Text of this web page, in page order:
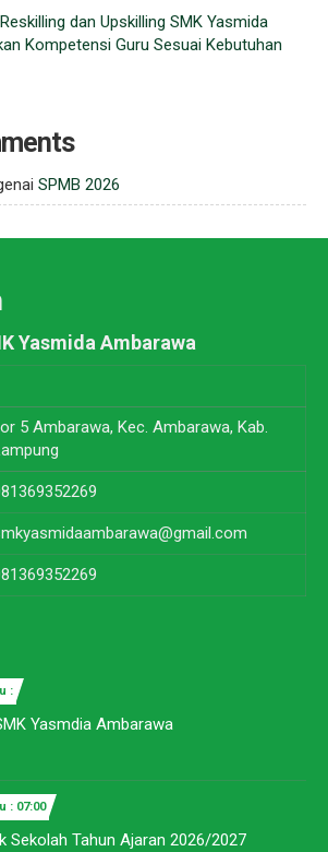
dan Upskilling SMK Yasmida
Kompetensi Guru Sesuai Kebutuhan
SPMB 2026
Yasmida Ambarawa
5 Ambarawa, Kec. Ambarawa, Kab.
:
Yasmdia Ambarawa
: 07:00
Sekolah Tahun Ajaran 2026/2027